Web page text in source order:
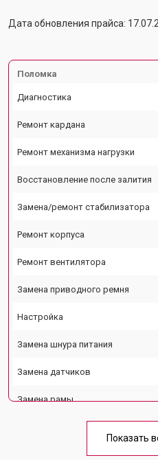
Дата обновления прайса:
Поломка
Диагностика
Ремонт кардана
Ремонт механизма нагрузки
Восстановление после залития
Замена/ремонт стабилизатора
Ремонт корпуса
Ремонт вентилятора
Замена приводного ремня
Настройка
Замена шнура питания
Замена датчиков
Замена рамы
Замена дисплея (экрана)
Показать